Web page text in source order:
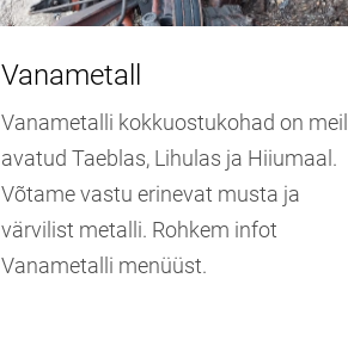
Vanametall
Vanametalli kokkuostukohad on meil
avatud Taeblas, Lihulas ja Hiiumaal.
Võtame vastu erinevat musta ja
värvilist metalli. Rohkem infot
Vanametalli menüüst.